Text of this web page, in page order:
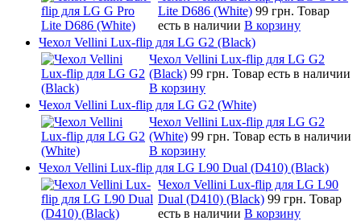
Lite D686 (White) 99 грн. Товар
есть в наличии В корзину
Чехол Vellini Lux-flip для LG G2 (Black)
Чехол Vellini Lux-flip для LG G2
(Black) 99 грн. Товар есть в наличии
В корзину
Чехол Vellini Lux-flip для LG G2 (White)
Чехол Vellini Lux-flip для LG G2
(White) 99 грн. Товар есть в наличии
В корзину
Чехол Vellini Lux-flip для LG L90 Dual (D410) (Black)
Чехол Vellini Lux-flip для LG L90
Dual (D410) (Black) 99 грн. Товар
есть в наличии В корзину